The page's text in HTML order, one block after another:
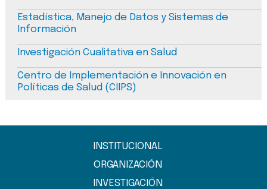
Estadística, Manejo de Datos y Sistemas de
Información
Investigación Cualitativa en Salud
Centro de Implementación e Innovación en
Políticas de Salud (CIIPS)
INSTITUCIONAL
ORGANIZACIÓN
INVESTIGACIÓN